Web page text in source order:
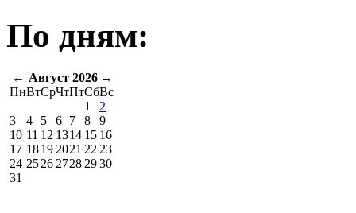
По дням:
← Август 2026 →
ПнВтСрЧтПтСбВс
1
2
3
4 5 6 7 8
9
10 11 12 1314 15 16
17 1819 2021 22 23
24 2526 2728 2930
31